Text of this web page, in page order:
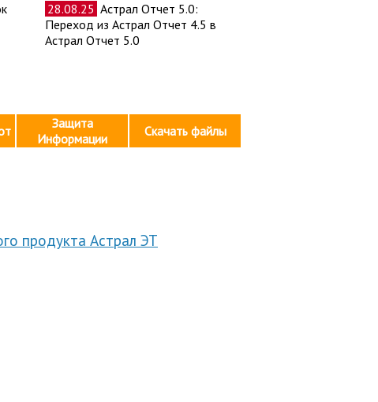
28.08.25 Астрал Отчет 5.0:
Переход из Астрал Отчет 4.5 в
Астрал Отчет 5.0
Защита
Информации
Скачать файлы
продукта Астрал ЭТ